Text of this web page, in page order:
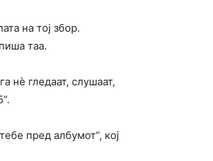
на тој збор.
таа.
нè гледаат, слушаат,
пред албумот“, кој